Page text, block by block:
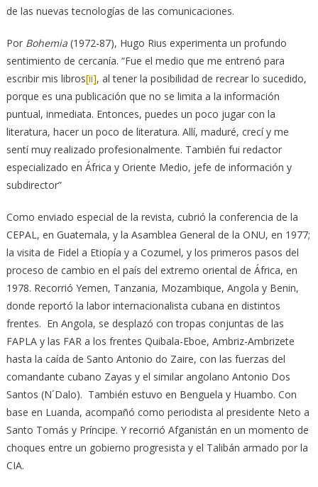
de las nuevas tecnologías de las comunicaciones.
Por Bohemia(1972-87), Hugo Rius experimenta un profundo
sentimiento de cercanía. “Fue el medio que me entrenó para
escribir mis libros[ii], al tener la posibilidad de recrear lo sucedido,
porque es una publicación que no se limita a la información
puntual, inmediata. Entonces, puedes un poco jugar con la
literatura, hacer un poco de literatura. Allí, maduré, crecí y me
sentí muy realizado profesionalmente. También fui redactor
especializado en África y Oriente Medio, jefe de información y
subdirector”
Como enviado especial de la revista, cubrió la conferencia de la
CEPAL, en Guatemala, y la Asamblea General de la ONU, en 1977;
la visita de Fidel a Etiopía y a Cozumel, y los primeros pasos del
proceso de cambio en el país del extremo oriental de África, en
1978. Recorrió Yemen, Tanzania, Mozambique, Angola y Benin,
donde reportó la labor internacionalista cubana en distintos
frentes. En Angola, se desplazó con tropas conjuntas de las
FAPLA y las FAR a los frentes Quibala-Eboe, Ambriz-Ambrizete
hasta la caída de Santo Antonio do Zaire, con las fuerzas del
comandante cubano Zayas y el similar angolano Antonio Dos
Santos (N´Dalo). También estuvo en Benguela y Huambo. Con
base en Luanda, acompañó como periodista al presidente Neto a
Santo Tomás y Príncipe. Y recorrió Afganistán en un momento de
choques entre un gobierno progresista y el Talibán armado por la
CIA.